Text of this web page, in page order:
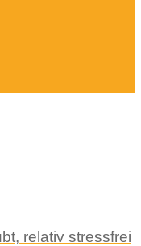
relativ stressfrei